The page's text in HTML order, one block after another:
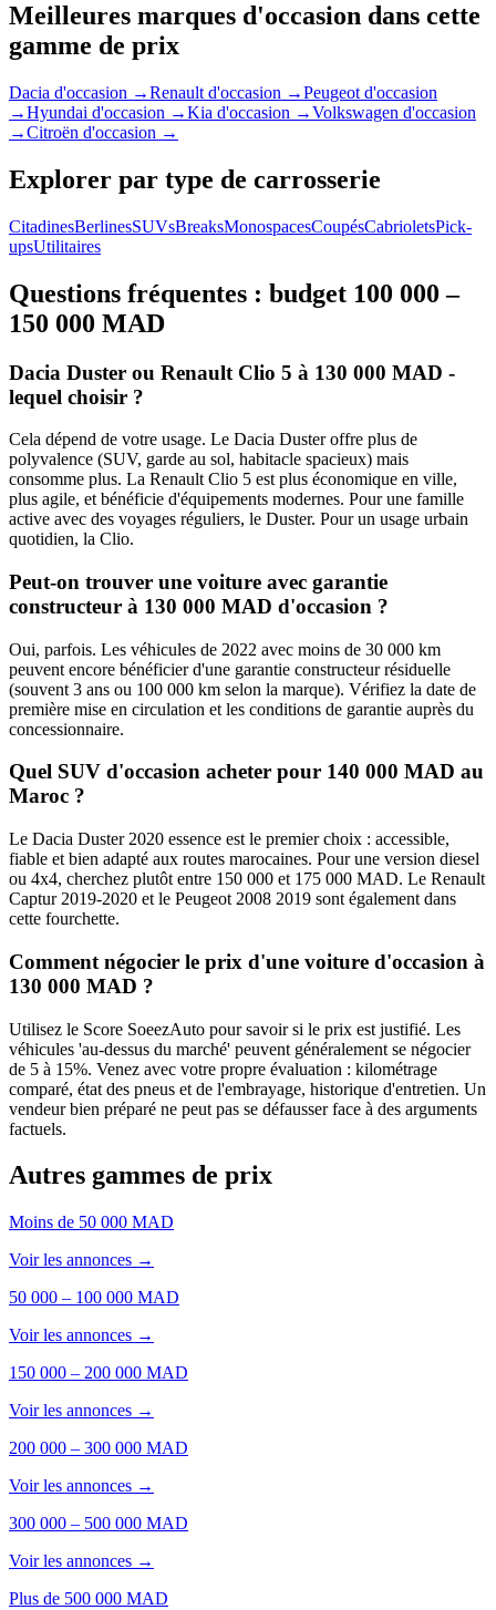
Meilleures marques d'occasion dans cette
gamme de prix
Dacia d'occasion →Renault d'occasion →Peugeot d'occasion
→Hyundai d'occasion →Kia d'occasion →Volkswagen d'occasion
→Citroën d'occasion →
Explorer par type de carrosserie
CitadinesBerlinesSUVsBreaksMonospacesCoupésCabrioletsPick-
upsUtilitaires
Questions fréquentes : budget 100 000 –
150 000 MAD
Dacia Duster ou Renault Clio 5 à 130 000 MAD -
lequel choisir ?
Cela dépend de votre usage. Le Dacia Duster offre plus de
polyvalence (SUV, garde au sol, habitacle spacieux) mais
consomme plus. La Renault Clio 5 est plus économique en ville,
plus agile, et bénéficie d'équipements modernes. Pour une famille
active avec des voyages réguliers, le Duster. Pour un usage urbain
quotidien, la Clio.
Peut-on trouver une voiture avec garantie
constructeur à 130 000 MAD d'occasion ?
Oui, parfois. Les véhicules de 2022 avec moins de 30 000 km
peuvent encore bénéficier d'une garantie constructeur résiduelle
(souvent 3 ans ou 100 000 km selon la marque). Vérifiez la date de
première mise en circulation et les conditions de garantie auprès du
concessionnaire.
Quel SUV d'occasion acheter pour 140 000 MAD au
Maroc ?
Le Dacia Duster 2020 essence est le premier choix : accessible,
fiable et bien adapté aux routes marocaines. Pour une version diesel
ou 4x4, cherchez plutôt entre 150 000 et 175 000 MAD. Le Renault
Captur 2019-2020 et le Peugeot 2008 2019 sont également dans
cette fourchette.
Comment négocier le prix d'une voiture d'occasion à
130 000 MAD ?
Utilisez le Score SoeezAuto pour savoir si le prix est justifié. Les
véhicules 'au-dessus du marché' peuvent généralement se négocier
de 5 à 15%. Venez avec votre propre évaluation : kilométrage
comparé, état des pneus et de l'embrayage, historique d'entretien. Un
vendeur bien préparé ne peut pas se défausser face à des arguments
factuels.
Autres gammes de prix
Moins de 50 000 MAD
Voir les annonces →
50 000 – 100 000 MAD
Voir les annonces →
150 000 – 200 000 MAD
Voir les annonces →
200 000 – 300 000 MAD
Voir les annonces →
300 000 – 500 000 MAD
Voir les annonces →
Plus de 500 000 MAD